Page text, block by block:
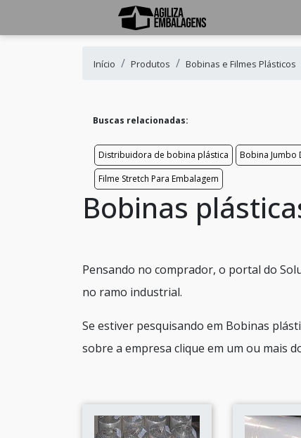
Início Produtos Bobinas e Filmes Plásticos
Buscas relacionadas:
Distribuidora de bobina plástica Bobina Jumbo
Filme Stretch Para Embalagem
Bobinas
Pensando no comprador, o portal do
no ramo industrial.
Se estiver pesquisando em Bobinas
sobre a empresa clique em um ou mais